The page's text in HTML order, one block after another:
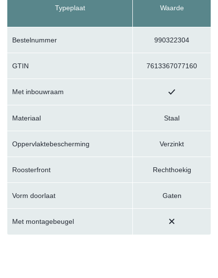
Typeplaat Waarde
Bestelnummer 990322304
GTIN 7613367077160
Met inbouwraam
Materiaal Staal
Oppervlaktebescherming Verzinkt
Roosterfront Rechthoekig
Vorm doorlaat Gaten
Met montagebeugel